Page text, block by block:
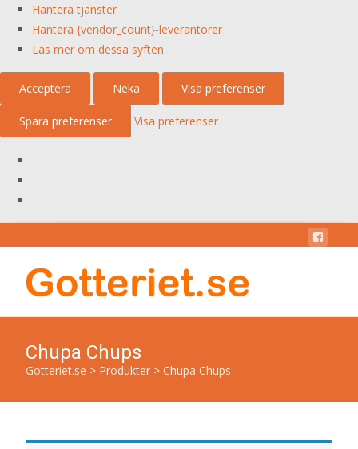
Hantera tjänster
Hantera {vendor_count}-leverantörer
Läs mer om dessa syften
Acceptera Neka Visa preferenser
Spara preferenser Visa preferenser
Chupa Chups
Gotteriet.se > Produkter > Chupa Chups